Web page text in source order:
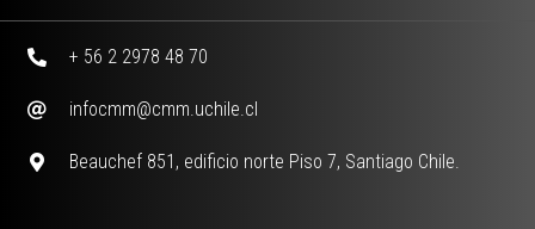
+ 56 2 2978 48 70
infocmm@cmm.uchile.cl
Beauchef 851, edificio norte Piso 7, Santiago Chile.